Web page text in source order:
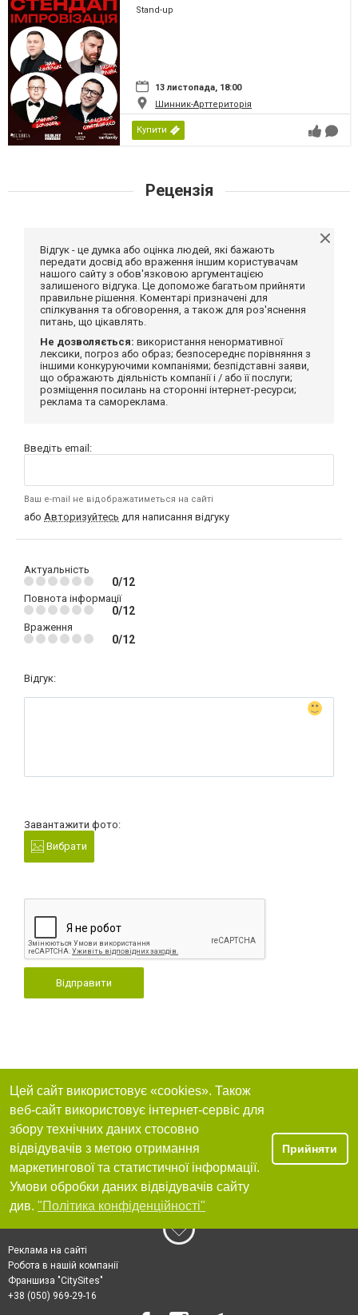
Stand-up
13 листопада, 18:00
Шинник-Арттериторія
Купити
Рецензія
Відгук - це думка або оцінка людей, які бажають
передати досвід або враження іншим користувачам
нашого сайту з обов'язковою аргументацією
залишеного відгука. Це допоможе багатьом прийняти
правильне рішення. Коментарі призначені для
спілкування та обговорення, а також для роз'яснення
питань, що цікавлять.
Не дозволяється: використання ненормативної
лексики, погроз або образ; безпосереднє порівняння з
іншими конкуруючими компаніями; безпідставні заяви,
що ображають діяльність компанії і / або її послуги;
розміщення посилань на сторонні інтернет-ресурси;
реклама та самореклама.
Введіть email:
Ваш e-mail не відображатиметься на сайті
або Авторизуйтесь для написання відгуку
Актуальність
0/12
Повнота інформації
0/12
Враження
0/12
Відгук:
Завантажити фото:
Вибрати
Відправити
Цей сайт використовує «cookies». Також
веб-сайт використовує інтернет-сервіс для
збору технічних даних стосовно
відвідувачів з метою отримання
маркетингової та статистичної інформації.
Умови обробки даних відвідувачів сайту
див. "Політика конфіденційності"
Прийняти
Реклама на сайті
Робота в нашій компанії
Франшиза "CitySites"
+38 (050) 969-29-16